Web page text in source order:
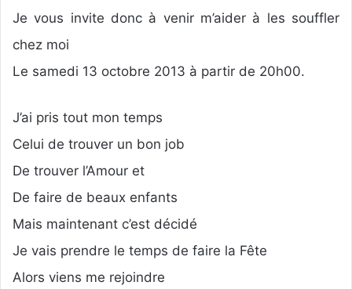
Je vous invite donc à venir m’aider à les souffler
chez moi
Le samedi 13 octobre 2013 à partir de 20h00.
J’ai pris tout mon temps
Celui de trouver un bon job
De trouver l’Amour et
De faire de beaux enfants
Mais maintenant c’est décidé
Je vais prendre le temps de faire la Fête
Alors viens me rejoindre